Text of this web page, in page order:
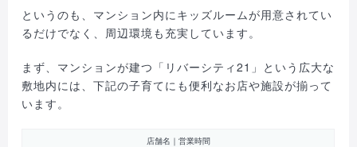
というのも、マンション内にキッズルームが用意されてい
るだけでなく、周辺環境も充実しています。
まず、マンションが建つ「リバーシティ21」という広大な
敷地内には、下記の子育てにも便利なお店や施設が揃って
います。
店舗名｜営業時間